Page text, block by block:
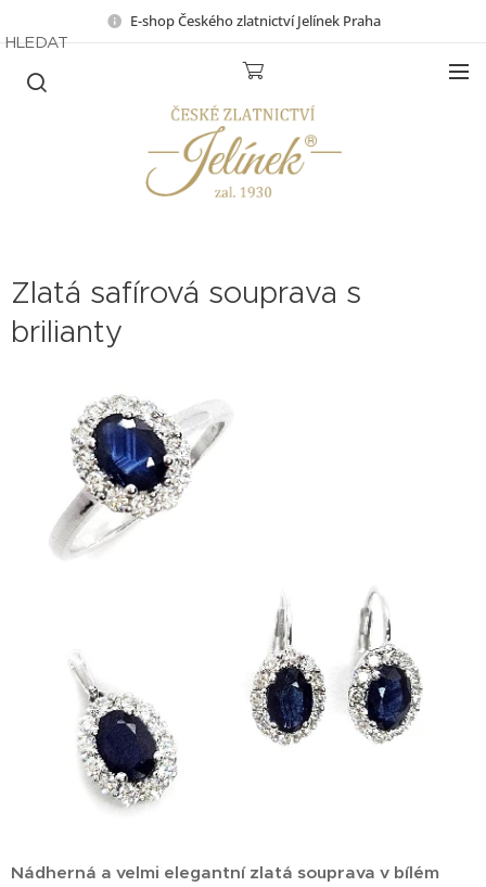
E-shop Českého zlatnictví Jelínek Praha
HLEDAT
Zlatá safírová souprava s
brilianty
Nádherná a velmi elegantní zlatá souprava v bílém